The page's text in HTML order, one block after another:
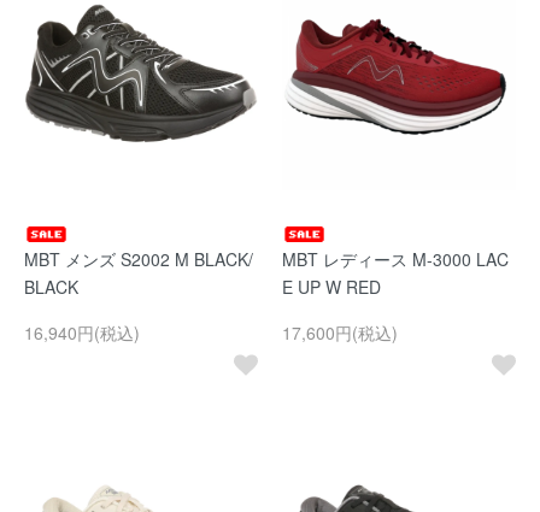
MBT メンズ S2002 M BLACK/
BLACK
16,940円(税込)
MBT レディース M-3000 LAC
E UP W RED
17,600円(税込)